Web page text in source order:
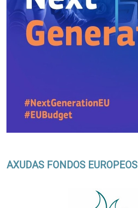
AXUDAS FONDOS EUROPEOS